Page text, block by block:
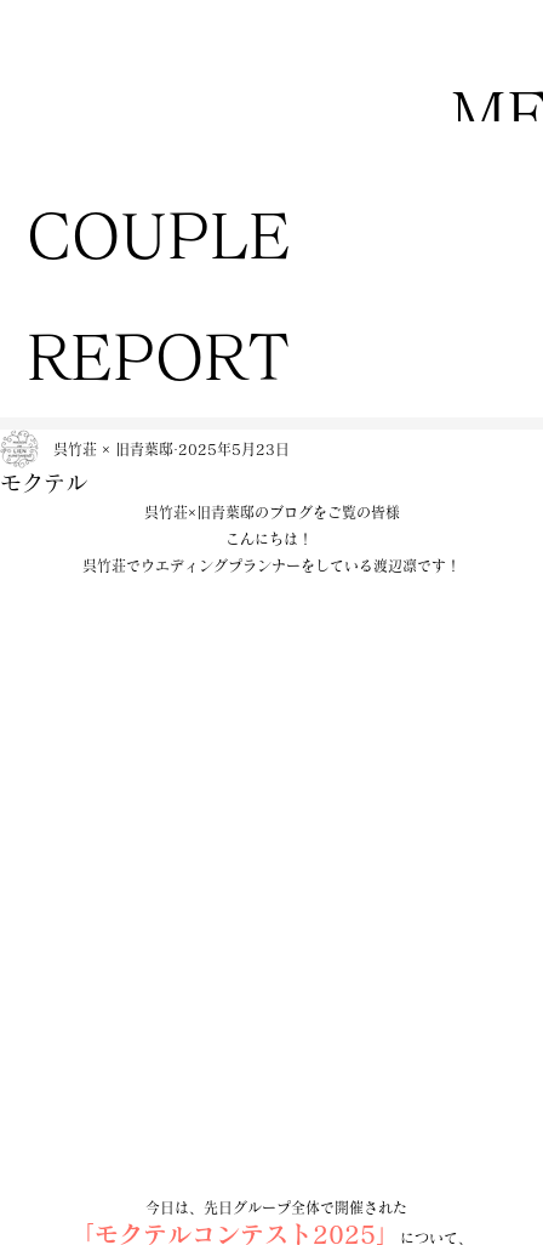
COUPLE
REPORT
モクテル
呉竹荘 × 旧青葉邸 2025年5月23日
呉竹荘×旧青葉邸のブログをご覧の皆様
こんにちは！
呉竹荘でウエディングプランナーをしている渡辺凛です！
  今日は、先日グループ全体で開催された
「モクテルコンテスト2025」
について、